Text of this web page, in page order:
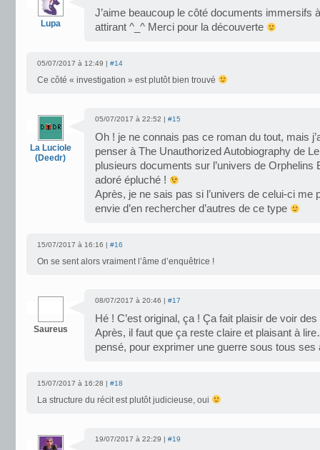
Lupa
J’aime beaucoup le côté documents immersifs à
attirant ^_^ Merci pour la découverte
05/07/2017 à 12:49 | #14
Ce côté « investigation » est plutôt bien trouvé
La Luciole
(Deedr)
05/07/2017 à 22:52 | #15
Oh ! je ne connais pas ce roman du tout, mais
penser à The Unauthorized Autobiography de
plusieurs documents sur l’univers de Orphelins
adoré épluché !
Après, je ne sais pas si l’univers de celui-ci me
envie d’en rechercher d’autres de ce type
15/07/2017 à 16:16 | #16
On se sent alors vraiment l’âme d’enquêtrice !
Saureus
08/07/2017 à 20:46 | #17
Hé ! C’est original, ça ! Ça fait plaisir de voir
Après, il faut que ça reste claire et plaisant à
pensé, pour exprimer une guerre sous tous ses
15/07/2017 à 16:28 | #18
La structure du récit est plutôt judicieuse, oui
19/07/2017 à 22:29 | #19